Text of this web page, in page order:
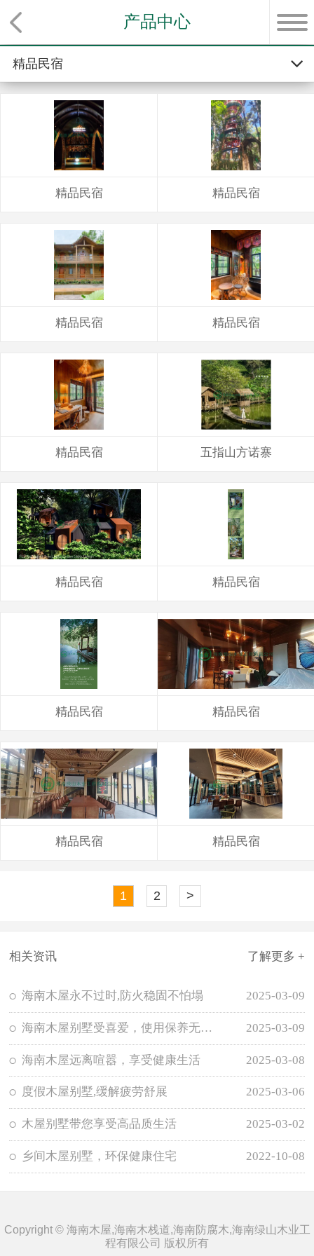
产品中心
精品民宿
精品民宿
绿山木屋
绿山凉亭
绿山花架
绿山木栈道
绿山木平台
环保油漆
装配式房屋
仿古建筑
装配式轻钢别墅木屋
网红产品
精品民宿 精品民宿
精品民宿 精品民宿
精品民宿 五指山方诺寨
精品民宿 精品民宿
精品民宿 精品民宿
精品民宿 精品民宿
1 2 >
相关资讯 了解更多 +
海南木屋永不过时,防火稳固不怕塌 2025-03-09
海南木屋别墅受喜爱，使用保养无需担忧 2025-03-09
海南木屋远离喧嚣，享受健康生活 2025-03-08
度假木屋别墅,缓解疲劳舒展 2025-03-06
木屋别墅带您享受高品质生活 2025-03-02
乡间木屋别墅，环保健康住宅 2022-10-08
Copyright © 海南木屋,海南木栈道,海南防腐木,海南绿山木业工
程有限公司 版权所有